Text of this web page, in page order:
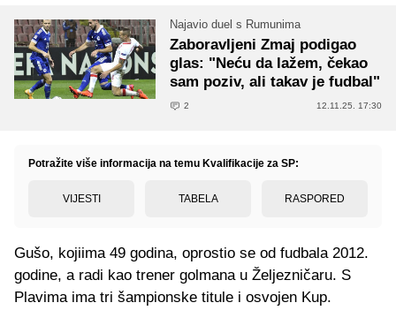
Najavio duel s Rumunima
Zaboravljeni Zmaj podigao
glas: "Neću da lažem, čekao
sam poziv, ali takav je fudbal"
2 12.11.25. 17:30
Potražite više informacija na temu Kvalifikacije za SP:
VIJESTI TABELA RASPORED
Gušo, kojiima 49 godina, oprostio se od fudbala 2012.
godine, a radi kao trener golmana u Željezničaru. S
Plavima ima tri šampionske titule i osvojen Kup.